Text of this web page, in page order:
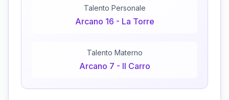
Talento Personale
Arcano 16 - La Torre
Talento Materno
Arcano 7 - Il Carro